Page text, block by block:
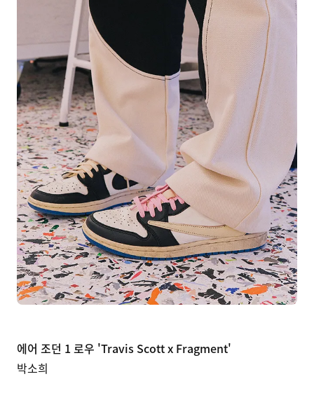
에어 조던 1 로우 'Travis Scott x Fragment'
박소희